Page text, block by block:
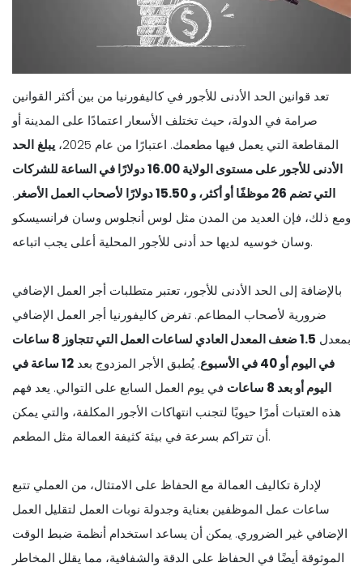
تعد قوانين الحد الأدنى للأجور في كاليفورنيا من بين أكثر القوانين
صرامة في الدولة، حيث تختلف الأسعار اعتمادًا على المدينة أو
المقاطعة التي يعمل فيها مطعمك. اعتبارًا من عام 2025،
يبلغالحد
الأدنى للأجور على مستوى الولاية 16.00 دولارًا في الساعة للشركات
التي تضم 26 موظفًا أو أكثر، و 15.50 دولارًا لأصحاب العمل الأصغر
.
ومع ذلك، فإن العديد من المدن مثل لوس أنجلوس وسان فرانسيسكو
وسان خوسيه لديها حد أدنى للأجور المحلية أعلى يجب اتباعه.
بالإضافة إلى الحد الأدنى للأجور، تعتبر متطلبات أجر العمل الإضافي
ضرورية لأصحاب المطاعم. تفرض كاليفورنيا أجر العمل الإضافي
بمعدل
1.5 ضعف المعدل العادي لساعات العمل التي تتجاوز 8 ساعات
في اليوم أو 40 في الأسبوع
. يُطبق الأجر المزدوج بعد
12 ساعة في
اليوم أو بعد 8 ساعات
في يوم العمل السابع على التوالي. يعد فهم
هذه العتبات أمرًا حيويًا لتجنب انتهاكات الأجور المكلفة، والتي يمكن
أن تتراكم بسرعة في بيئة كثيفة العمالة مثل المطعم.
لإدارة تكاليف العمالة مع الحفاظ على الامتثال، من العملي تتبع
ساعات عمل الموظفين بعناية وجدولة نوبات العمل لتقليل العمل
الإضافي غير الضروري. يمكن أن يساعد استخدام أنظمة ضبط الوقت
الموثوقة أيضًا في الحفاظ على الدقة والشفافية، مما يقلل المخاطر